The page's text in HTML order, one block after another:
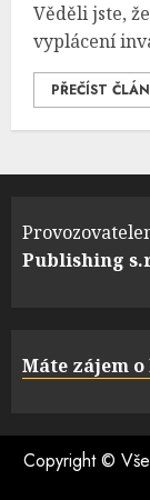
Věděli jste,
vyplácení
PŘEČÍST
Publishing
Máte zájem o
Copyright ©